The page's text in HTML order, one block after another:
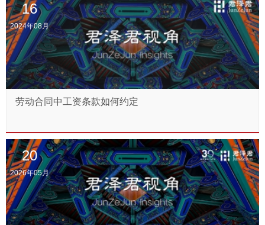
16
2024年08月
劳动合同中工资条款如何约定
20
2026年05月